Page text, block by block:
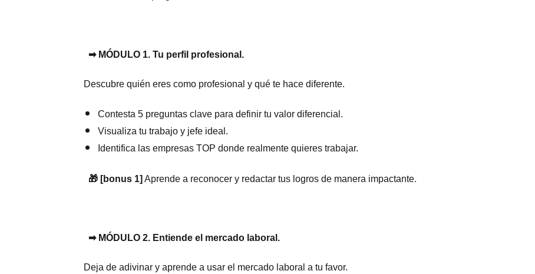
➡MÓDULO 1. Tu perfil profesional.
Descubre quién eres como profesional y qué te hace diferente.
Contesta 5 preguntas clave para definir tu valor diferencial.
Visualiza tu trabajo y jefe ideal.
Identifica las empresas TOP donde realmente quieres trabajar.
🎁 [bonus 1] Aprende a reconocer y redactar tus logros de manera impactante.
➡MÓDULO 2. Entiende el mercado laboral.
Deja de adivinar y aprende a usar el mercado laboral a tu favor.